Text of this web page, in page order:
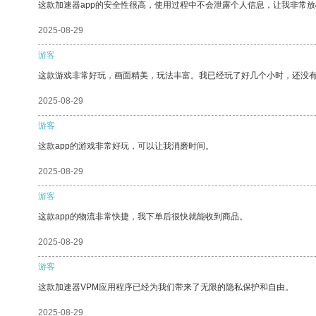
这款加速器app的安全性很高，使用过程中不会泄露个人信息，让我非常放
2025-08-29
游客
这款游戏非常好玩，画面精美，玩法丰富。我已经玩了好几个小时，还没有
2025-08-29
游客
这款app的游戏非常好玩，可以让我消磨时间。
2025-08-29
游客
这款app的物流非常快捷，我下单后很快就能收到商品。
2025-08-29
游客
这款加速器VPM应用程序已经为我们带来了无限的隐私保护和自由。
2025-08-29